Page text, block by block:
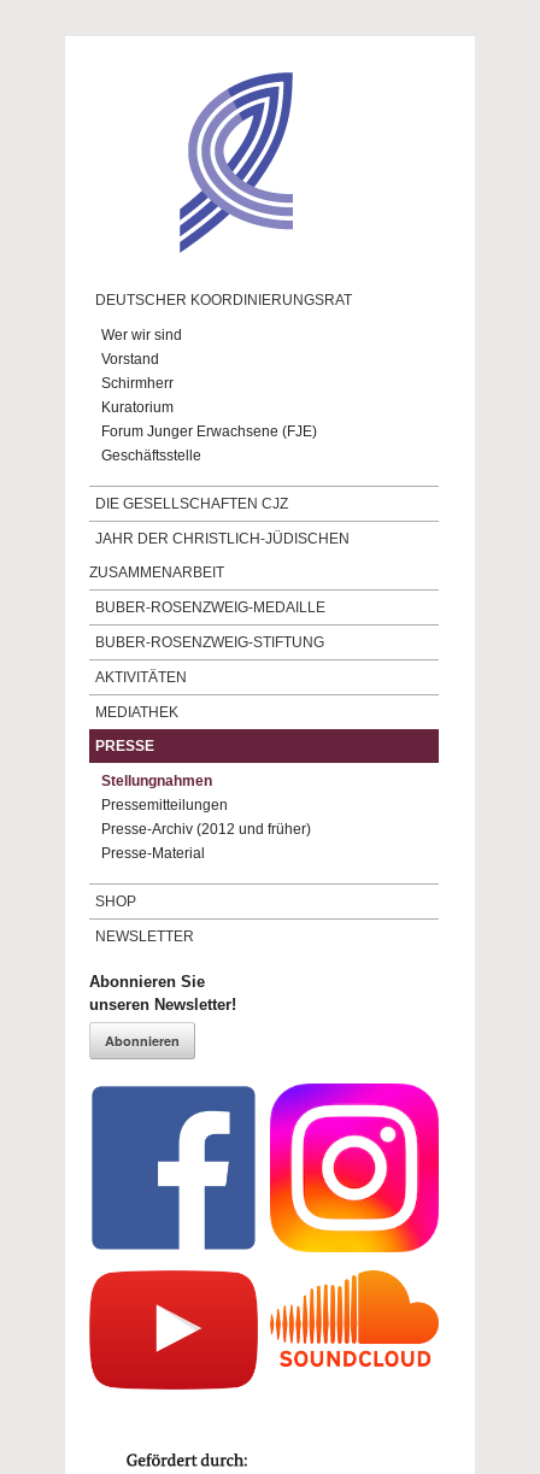
DEUTSCHER KOORDINIERUNGSRAT
Wer wir sind
Vorstand
Schirmherr
Kuratorium
Forum Junger Erwachsene (FJE)
Geschäftsstelle
DIE GESELLSCHAFTEN CJZ
JAHR DER CHRISTLICH-JÜDISCHEN
ZUSAMMENARBEIT
BUBER-ROSENZWEIG-MEDAILLE
BUBER-ROSENZWEIG-STIFTUNG
AKTIVITÄTEN
MEDIATHEK
PRESSE
Stellungnahmen
Pressemitteilungen
Presse-Archiv (2012 und früher)
Presse-Material
SHOP
NEWSLETTER
Abonnieren Sie
unseren Newsletter!
Abonnieren